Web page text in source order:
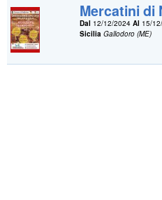
Mercatini di
Dal 12/12/2024Al 15/
Sicilia Gallodoro (ME)